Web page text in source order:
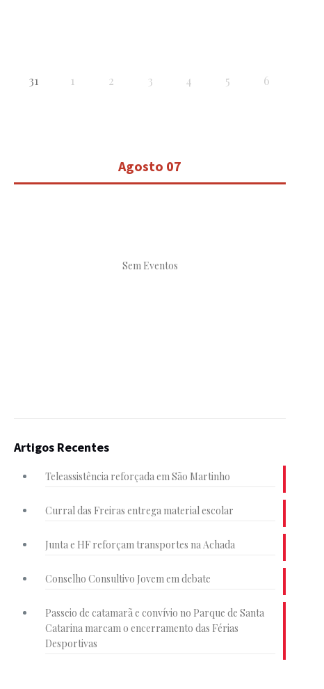
31 1 2 3 4 5 6
Agosto 07
Sem Eventos
Artigos Recentes
Teleassistência reforçada em São Martinho
Curral das Freiras entrega material escolar
Junta e HF reforçam transportes na Achada
Conselho Consultivo Jovem em debate
Passeio de catamarã e convívio no Parque de Santa
Catarina marcam o encerramento das Férias
Desportivas